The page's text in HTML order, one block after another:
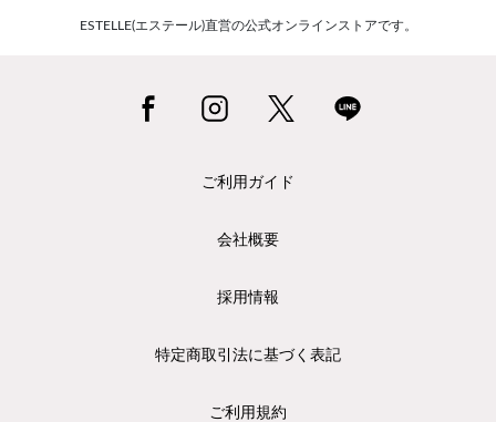
ESTELLE(エステール)直営の公式オンラインストアです。
ご利用ガイド
会社概要
採用情報
特定商取引法に基づく表記
ご利用規約